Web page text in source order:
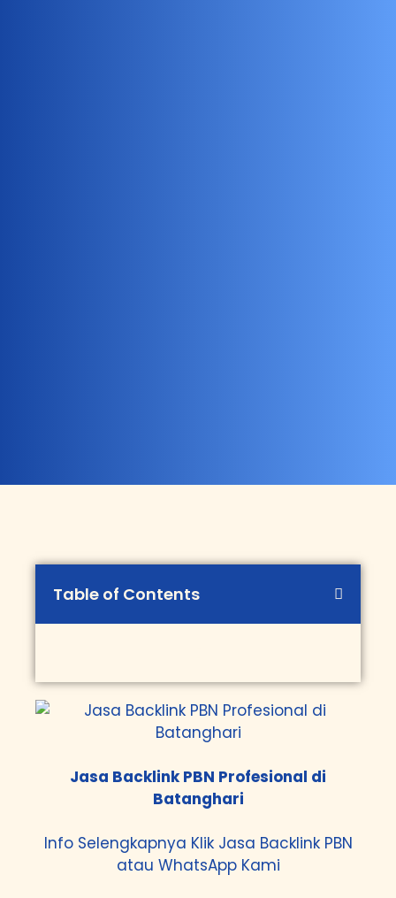
Table of Contents
Jasa Backlink PBN Profesional di
Batanghari
Info Selengkapnya Klik Jasa Backlink PBN
atau WhatsApp Kami